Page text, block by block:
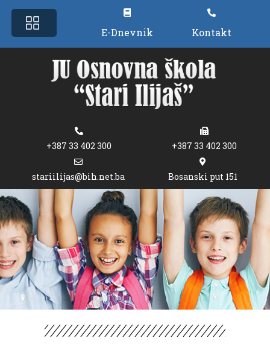
E-Dnevnik Kontakt
+387 33 402 300 +387 33 402 300
stariilijas@bih.net.ba Bosanski put 151